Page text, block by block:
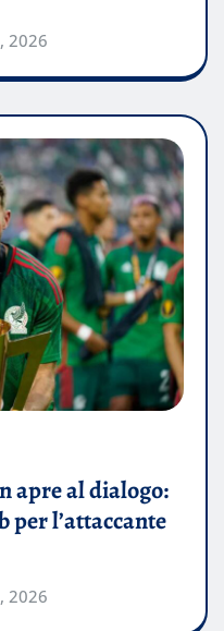
2026
apre al dialogo:
l’attaccante
2026